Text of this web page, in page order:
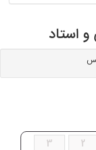
استاد
2
3